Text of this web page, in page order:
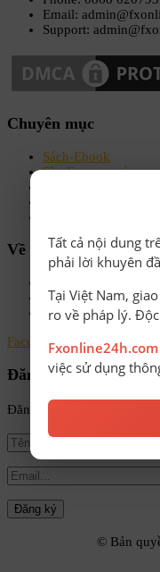
Email:
Support:
Chuyên mục
Sách-Ebook
Sàn Forex uy tín
Về chúng tôi
Điều khoản & Điều
Liên hệ
Facebook
Instagram
Đăng ký nhận tin
Đăng ký để nhận tin tức
© Bản
Tất cả nội dung
phải lời khuyên
Tại Việt Nam,
ro về pháp lý.
Fxonline24h.com
việc sử dụng